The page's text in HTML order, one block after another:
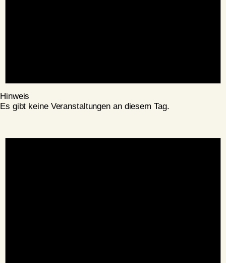
Hinweis
Es gibt keine Veranstaltungen an diesem Tag.